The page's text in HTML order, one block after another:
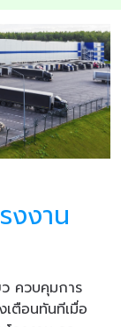
งงาน
ควบคุมการ
ตือนทันทีเมื่อ